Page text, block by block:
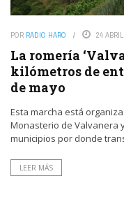
POR RADIO HARO 24
La romería
kilómetros de
de mayo
Esta marcha está
Monasterio de Valvanera
municipios por donde
LEER MÁS